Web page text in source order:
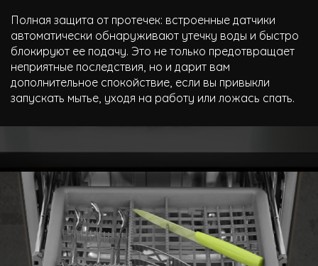
Полная защита от протечек: встроенные датчики
автоматически обнаруживают утечку воды и быстро
блокируют ее подачу. Это не только предотвращает
неприятные последствия, но и дарит вам
дополнительное спокойствие, если вы привыкли
запускать мытье, уходя на работу или ложась спать.